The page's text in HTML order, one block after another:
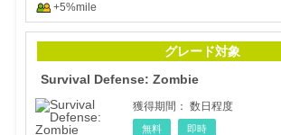
+5%mile
グレード対象
Survival Defense: Zombie
獲得期間： 数日程度
無料 即時